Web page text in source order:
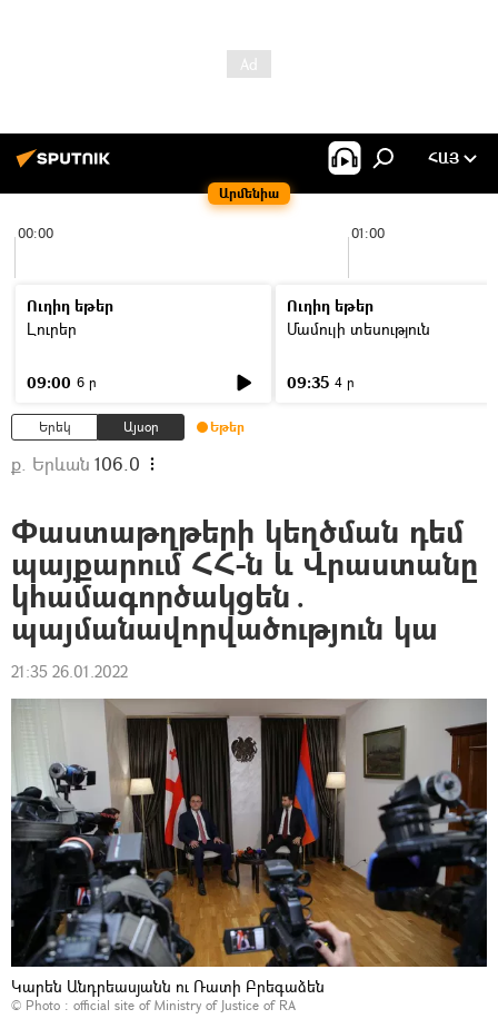
Արմենիա
ՀԱՅ
00:00 01:00
Ուղիղ եթեր
Լուրեր
09:00 6 ր
Ուղիղ եթեր
Մամուլի տեսություն
09:35 4 ր
Երեկ Այսօր Եթեր
ք. Երևան 106.0
Փաստաթղթերի կեղծման դեմ
պայքարում ՀՀ-ն և Վրաստանը
կհամագործակցեն․
պայմանավորվածություն կա
21:35 26.01.2022
Կարեն Անդրեասյանն ու Ռատի Բրեգաձեն
© Photo : official site of Ministry of Justice of RA